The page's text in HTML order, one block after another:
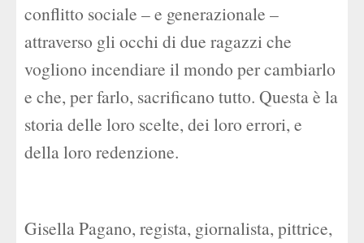
conflitto sociale – e generazionale –
attraverso gli occhi di due ragazzi che
vogliono incendiare il mondo per cambiarlo
e che, per farlo, sacrificano tutto. Questa è la
storia delle loro scelte, dei loro errori, e
della loro redenzione.
Gisella Pagano, regista, giornalista, pittrice,